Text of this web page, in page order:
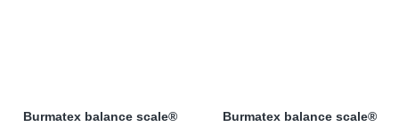
Burmatex balance scale® Burmatex balance scale®